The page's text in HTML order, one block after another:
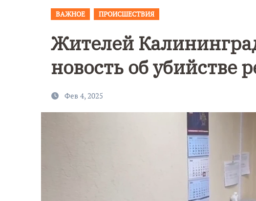
ВАЖНОЕ ПРОИСШЕСТВИЯ
Жителей
новость об убийстве
Фев 4, 2025
ВАЖНОЕ